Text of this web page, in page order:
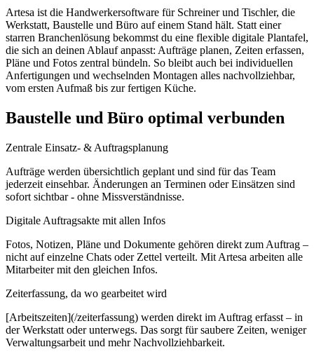
Artesa ist die Handwerkersoftware für Schreiner und Tischler, die
Werkstatt, Baustelle und Büro auf einem Stand hält. Statt einer
starren Branchenlösung bekommst du eine flexible digitale Plantafel,
die sich an deinen Ablauf anpasst: Aufträge planen, Zeiten erfassen,
Pläne und Fotos zentral bündeln. So bleibt auch bei individuellen
Anfertigungen und wechselnden Montagen alles nachvollziehbar,
vom ersten Aufmaß bis zur fertigen Küche.
Baustelle und Büro optimal verbunden
Zentrale Einsatz- & Auftragsplanung
Aufträge werden übersichtlich geplant und sind für das Team
jederzeit einsehbar. Änderungen an Terminen oder Einsätzen sind
sofort sichtbar - ohne Missverständnisse.
Digitale Auftragsakte mit allen Infos
Fotos, Notizen, Pläne und Dokumente gehören direkt zum Auftrag –
nicht auf einzelne Chats oder Zettel verteilt. Mit Artesa arbeiten alle
Mitarbeiter mit den gleichen Infos.
Zeiterfassung, da wo gearbeitet wird
[Arbeitszeiten](/zeiterfassung) werden direkt im Auftrag erfasst – in
der Werkstatt oder unterwegs. Das sorgt für saubere Zeiten, weniger
Verwaltungsarbeit und mehr Nachvollziehbarkeit.